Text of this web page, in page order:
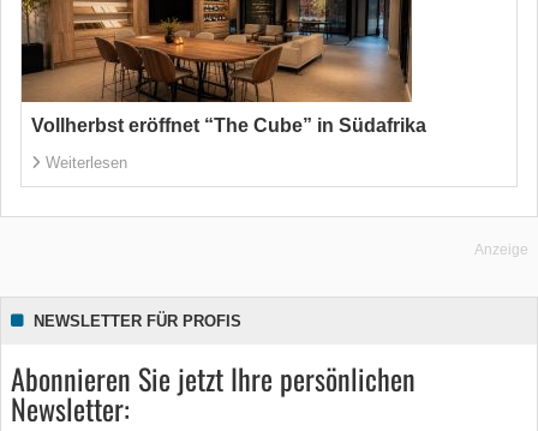
Vollherbst eröffnet “The Cube” in Südafrika
Weiterlesen
Anzeige
NEWSLETTER FÜR PROFIS
Abonnieren Sie jetzt Ihre persönlichen
Newsletter: